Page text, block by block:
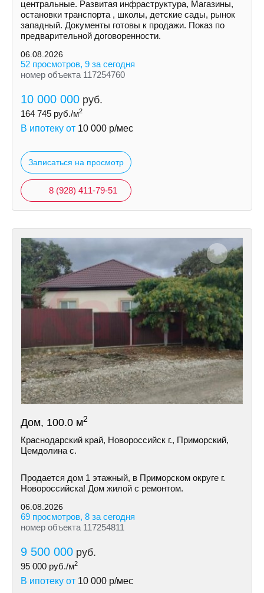
центральные. Развитая инфраструктура, Магазины,
остановки транспорта , школы, детские сады, рынок
западный. Документы готовы к продажи. Показ по
предварительной договоренности.
06.08.2026
52 просмотров, 9 за сегодня
номер объекта 117254760
10 000 000 руб.
164 745 руб./м2
В ипотеку от 10 000 р/мес
Записаться на просмотр
8 (928) 411-79-51
Дом, 100.0 м2
Краснодарский край, Новороссийск г., Приморский,
Цемдолина с.
Продается дом 1 этажный, в Приморском округе г.
Новороссийска! Дом жилой с ремонтом.
06.08.2026
69 просмотров, 8 за сегодня
номер объекта 117254811
9 500 000 руб.
95 000 руб./м2
В ипотеку от 10 000 р/мес